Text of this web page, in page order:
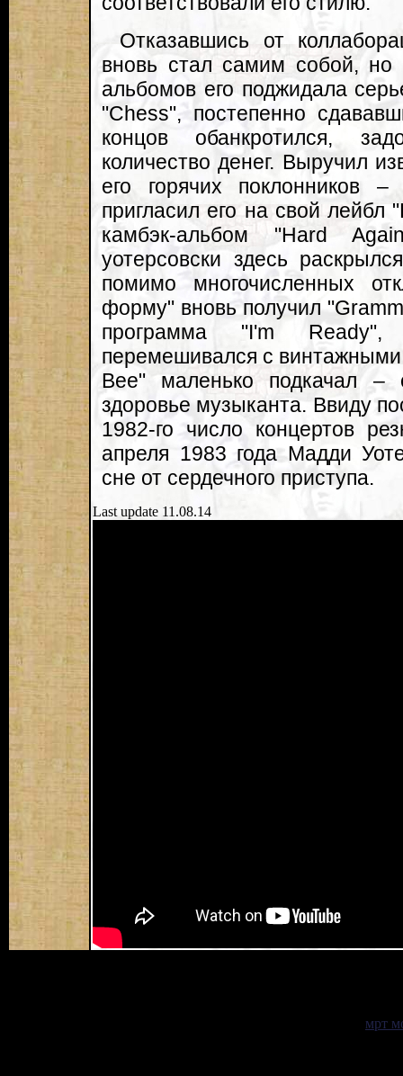
Отказавшись от
вновь стал самим собой, но
альбомов его поджидала
"Chess", постепенно
концов обанкротился,
количество денег. Выручил
его горячих поклонников
пригласил его на свой лейбл
камбэк-альбом "Hard
уотерсовски здесь
помимо многочисленных
форму" вновь получил
программа "I'm
перемешивался с
Bee" маленько подкачал –
здоровье музыканта. Ввиду
1982-го число концертов
апреля 1983 года Мадди
сне от сердечного приступа.
Last update 11.08.14
мрт